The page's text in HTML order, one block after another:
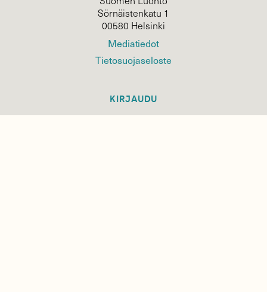
Sörnäistenkatu 1
00580 Helsinki
Mediatiedot
Tietosuojaseloste
KIRJAUDU